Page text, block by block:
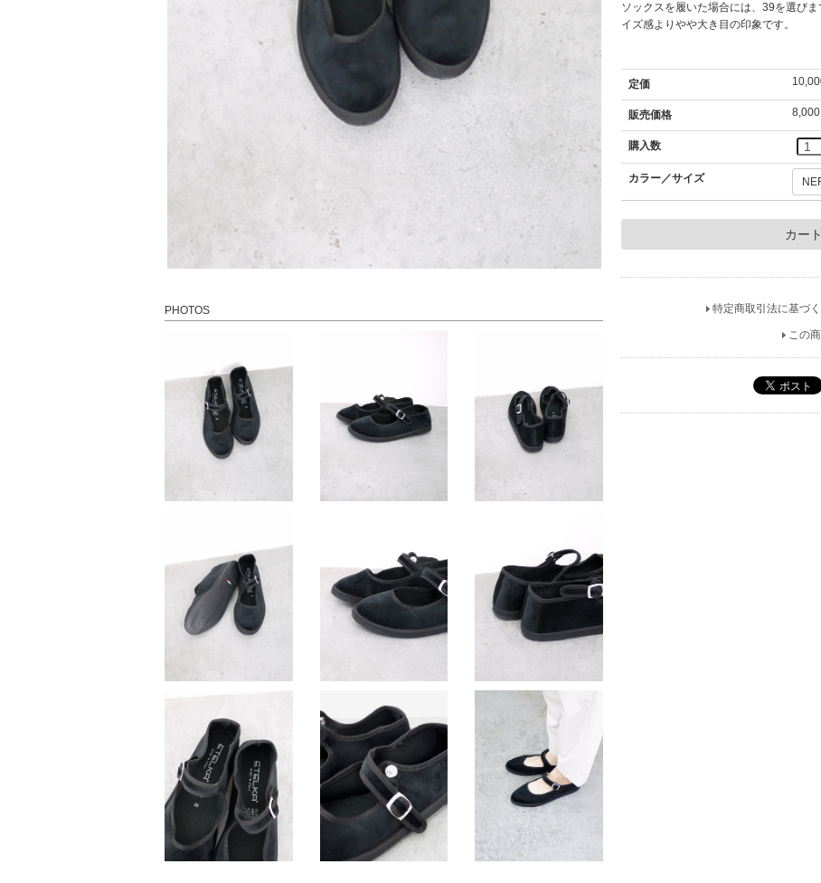
PHOTOS
ソックスを履いた場合には、39を選び
イズ感よりやや大き目の印象です。
定価
販売価格
購入数
カラー／サイズ
特定商取引法に基づく
この